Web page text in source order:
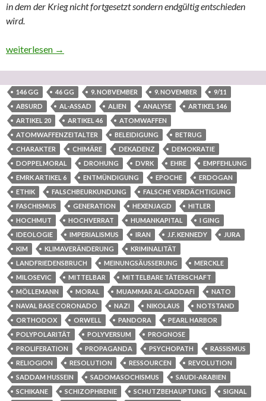
in dem der Krieg nicht fortgesetzt sondern endgültig entschieden
wird.
Teil 10 “In ‘eigener’ Sache” (neunter ausgelagerter
weiterlesen →
146 GG 46 GG 9. NOBVEMBER 9. NOVEMBER
9/11
ABSURD
AL-ASSAD ALIEN ANALYSE
ARTIKEL 146
ARTIKEL 20
ARTIKEL 46
ATOMWAFFEN
ATOMWAFFENZEITALTER
BELEIDIGUNG
BETRUG
CHARAKTER
CHIMÄRE DEKADENZ
DEMOKRATIE
DOPPELMORAL
DROHUNG DVRK EHRE
EMPFEHLUNG
EMRK ARTIKEL 6
ENTMÜNDIGUNG EPOCHE
ERDOGAN
ETHIK
FALSCHBEURKUNDUNG
FALSCHE VERDÄCHTIGUNG
FASCHISMUS
GENERATION HEXENJAGD
HITLER
HOCHMUT
HOCHVERRAT HUMANKAPITAL
I GING
IDEOLOGIE
IMPERIALISMUS IRAN J.F. KENNEDY
JURA
KIM
KLIMAVERÄNDERUNG
KRIMINALITÄT
LANDFRIEDENSBRUCH
MEINUNGSÄUSSERUNG
MERCKLE
MILOSEVIC
MITTELBAR
MITTELBARE TÄTERSCHAFT
MÖLLEMANN
MORAL MUAMMAR AL-GADDAFI
NATO
NAVAL BASE CORONADO
NAZI NIKOLAUS
NOTSTAND
ORTHODOX
ORWELL PANDORA
PEARL HARBOR
POLYPOLARITÄT
POLYVERSUM
PROGNOSE
PROLIFERATION
PROPAGANDA PSYCHOPATH
RASSISMUS
RELIOGION
RESOLUTION RESSOURCEN
REVOLUTION
SADDAM HUSSEIN
SADOMASOCHISMUS
SAUDI-ARABIEN
SCHIKANE
SCHIZOPHRENIE SCHUTZBEHAUPTUNG
SIGNAL